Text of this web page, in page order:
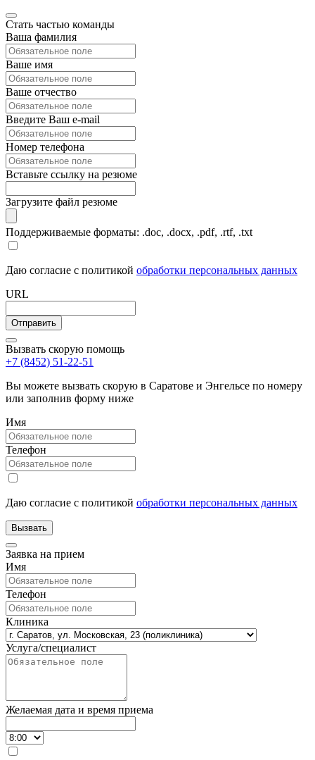
Стать частью команды
Ваша фамилия
Ваше имя
Ваше отчество
Введите Ваш e-mail
Номер телефона
Вставьте ссылку на резюме
Загрузите файл резюме
Поддерживаемые форматы: .doc, .docx, .pdf, .rtf, .txt
Даю согласие с политикой обработки персональных данных
URL
Вызвать скорую помощь
+7 (8452) 51-22-51
Вы можете вызвать скорую в Саратове и Энгельсе по номеру
или заполнив форму ниже
Имя
Телефон
Даю согласие с политикой обработки персональных данных
Заявка на прием
Имя
Телефон
Клиника
Услуга/специалист
Желаемая дата и время приема